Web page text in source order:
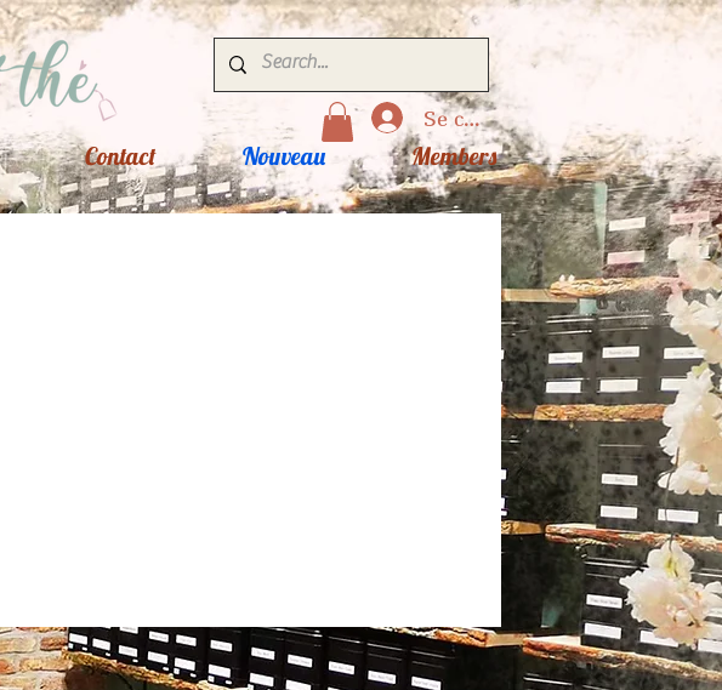
Se connecter
Contact Nouveau Members